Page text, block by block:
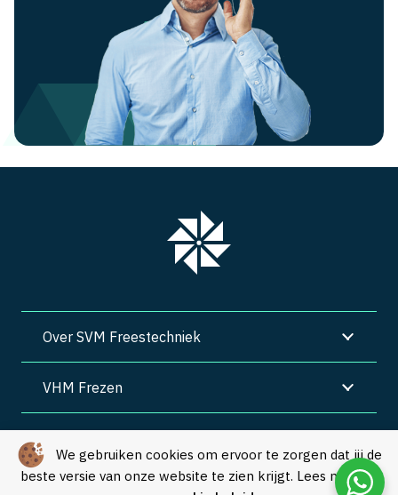
We gebruiken cookies om ervoor te zorgen dat jij de
beste versie van onze website te zien krijgt. Lees meer in
Over SVM Freestechniek
VHM Frezen
Algemene voorwaarden | Privacy